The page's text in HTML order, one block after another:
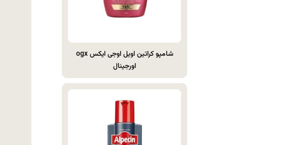
شامپو کراتین اویل اوجی ایکس ogx
اورجینال